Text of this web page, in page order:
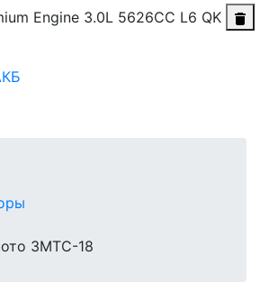
Engine 3.0L 5626CC L6 QK
3МТС-18